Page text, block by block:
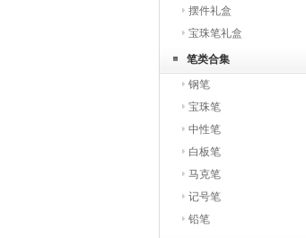
摆件礼盒
宝珠笔礼盒
笔类合集
钢笔
宝珠笔
中性笔
白板笔
马克笔
记号笔
铅笔